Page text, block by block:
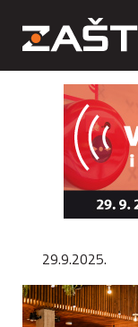
29.9.2025.